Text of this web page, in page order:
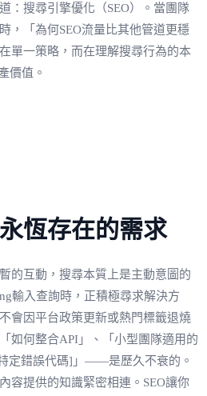
：搜尋引擎優化（SEO）。當團隊
，「為何SEO流量比其他管道更穩
單一策略，而在理解搜尋行為的本
價值。
恆存在的需求
的互動，搜尋本質上是主動意圖的
輸入查詢時，正積極尋求解決方
會因平台政策更新或熱門標籤退燒
何整合API」、「小型團隊適用的
定錯誤代碼]」——是歷久不衰的。
容提供的知識緊密相連。SEO讓你